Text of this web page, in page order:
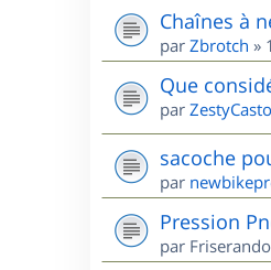
Chaînes à
par Zbrotch »
Que
par
sacoche
par
Pression
par Friserando